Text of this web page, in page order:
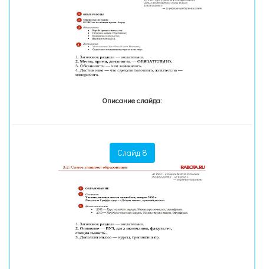
Описание слайда:
Слайд 8